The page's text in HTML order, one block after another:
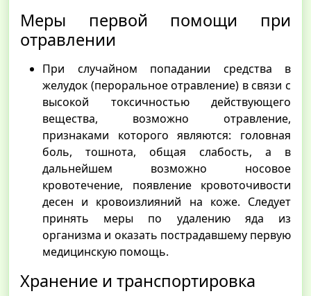
Меры первой помощи при
отравлении
При случайном попадании средства в
желудок (пероральное отравление) в связи с
высокой токсичностью действующего
вещества, возможно отравление,
признаками которого являются: головная
боль, тошнота, общая слабость, а в
дальнейшем возможно носовое
кровотечение, появление кровоточивости
десен и кровоизлияний на коже. Следует
принять меры по удалению яда из
организма и оказать пострадавшему первую
медицинскую помощь.
Хранение и транспортировка